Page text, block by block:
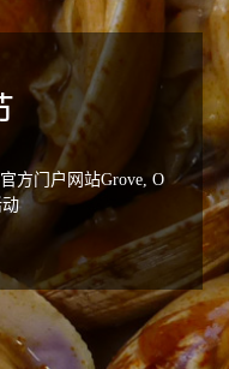
方门户网站Grove, O